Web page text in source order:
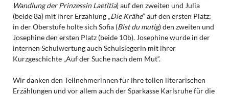
Wandlung der Prinzessin Laetitia) auf den zweiten und Julia
(beide 8a) mit ihrer Erzählung „Die Krähe“ auf den ersten Platz;
in der Oberstufe holte sich Sofia (Bist du mutig) den zweiten und
Josephine den ersten Platz (beide 10b). Josephine wurde in der
internen Schulwertung auch Schulsiegerin mit ihrer
Kurzgeschichte „Auf der Suche nach dem Mut“.
Wir danken den Teilnehmerinnen für ihre tollen literarischen
Erzählungen und vor allem auch der Sparkasse Karlsruhe für die